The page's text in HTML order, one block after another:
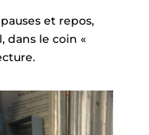
et repos,
dans le coin «